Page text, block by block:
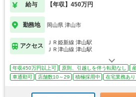
給与 【年収】450万円
勤務地 岡山県 津山市
アクセス
ＪＲ姫新線 津山駅
ＪＲ津山線 津山駅
年収450万円以上可 原則、引越しを伴う転勤なし
車通勤可
店舗数10～29 積極採用中 在宅業務あり